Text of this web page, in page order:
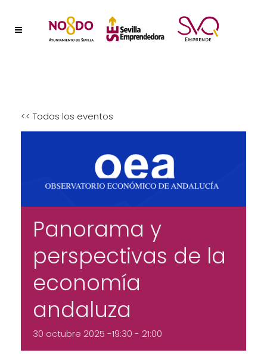
<< Todos los eventos
Panorama y
perspectivas de la
economía
andaluza
30 octubre 2025 -19:30 - 21:00